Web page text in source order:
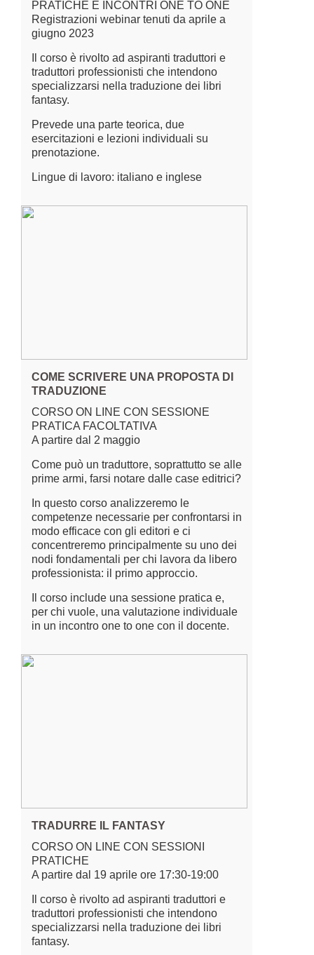
PRATICHE E INCONTRI ONE TO ONE
Registrazioni webinar tenuti da aprile a
giugno 2023
Il corso è rivolto ad aspiranti traduttori e
traduttori professionisti che intendono
specializzarsi nella traduzione dei libri
fantasy.
Prevede una parte teorica, due
esercitazioni e lezioni individuali su
prenotazione.
Lingue di lavoro: italiano e inglese
COME SCRIVERE UNA PROPOSTA DI
TRADUZIONE
CORSO ON LINE CON SESSIONE
PRATICA FACOLTATIVA
A partire dal 2 maggio
Come può un traduttore, soprattutto se alle
prime armi, farsi notare dalle case editrici?
In questo corso analizzeremo le
competenze necessarie per confrontarsi in
modo efficace con gli editori e ci
concentreremo principalmente su uno dei
nodi fondamentali per chi lavora da libero
professionista: il primo approccio.
Il corso include una sessione pratica e,
per chi vuole, una valutazione individuale
in un incontro one to one con il docente.
TRADURRE IL FANTASY
CORSO ON LINE CON SESSIONI
PRATICHE
A partire dal 19 aprile ore 17:30-19:00
Il corso è rivolto ad aspiranti traduttori e
traduttori professionisti che intendono
specializzarsi nella traduzione dei libri
fantasy.